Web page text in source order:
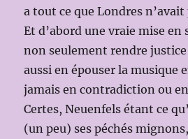
a tout ce que Londres n’avait
Et d’abord une vraie mise en
non seulement rendre
aussi en épouser la musique
jamais en contradiction ou
Certes, Neuenfels étant ce
(un peu) ses péchés